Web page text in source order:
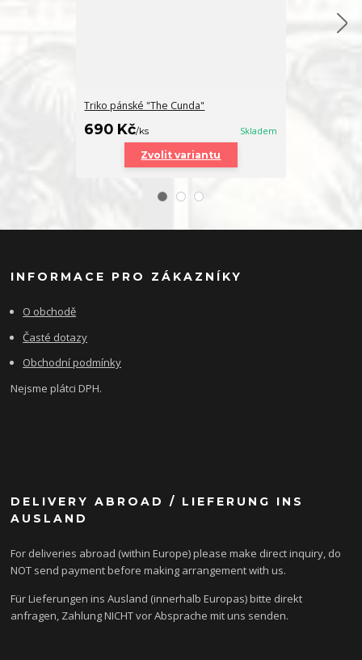
Triko pánské "The Cunda"
690 Kč/ks Skladem
Zvolit variantu
INFORMACE PRO ZÁKAZNÍKY
O obchodě
Časté dotazy
Obchodní podmínky
Nejsme plátci DPH.
DELIVERY ABROAD / LIEFERUNG INS
AUSLAND
For deliveries abroad (within Europe) please make direct inquiry, do
NOT send payment before making arrangement with us.
Für Lieferungen ins Ausland (innerhalb Europas) bitte direkt
anfragen, Zahlung NICHT vor Absprache mit uns senden.